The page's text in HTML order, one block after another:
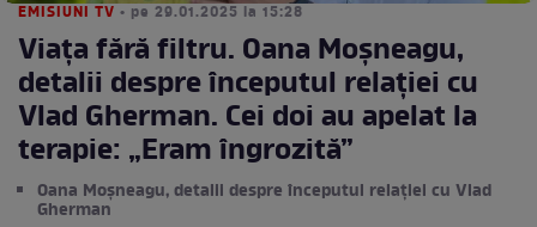
EMISIUNI TV • pe 29.01.2025 la 15:28
Viața fără filtru. Oana Moșneagu,
detalii despre începutul relației cu
Vlad Gherman. Cei doi au apelat la
terapie: „Eram îngrozită”
Oana Moșneagu, detalii despre începutul relației cu Vlad
Gherman